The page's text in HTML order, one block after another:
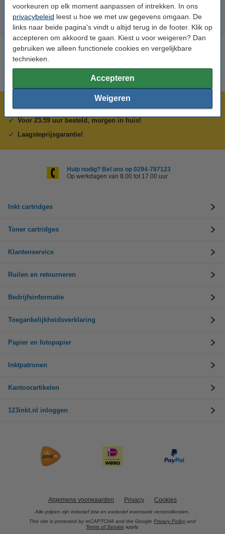
voorkeuren op elk moment aanpassen of intrekken. In ons
privacybeleid leest u hoe we met uw gegevens omgaan. De
links naar beide pagina's vindt u altijd terug in de footer. Klik op
accepteren om akkoord te gaan. Kiest u voor weigeren? Dan
gebruiken we alleen functionele cookies en vergelijkbare
technieken.
Accepteren
Weigeren
Meer dan 5 miljoen klanten!
Voor 23.59 uur besteld, morgen in huis!
Laagsteprijsgarantie!
Hulp nodig? Bel ons op 0294-787123
Op werkdagen van 8.00 tot 17.00 uur
Inkt cartridges
Toner cartridges
Klantenservice
Ruilen en retourneren
Bedrijfsinformatie
Toegankelijkheidsverklaring
Papier en fotopapier
Inktpatronen
Kantoorartikelen
123inkt.nl inloggen
Algemene voorwaarden Privacy Cookies
Alle prijzen zijn inclusief btw en exclusief eventuele verzendkosten.
This site is protected by reCAPTCHA and the Google Privacy Policy and
Terms of Service apply.